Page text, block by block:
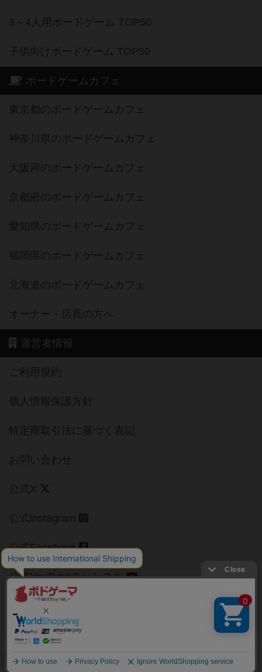
3～4人用ボードゲーム TOP50
子供向けボードゲーム TOP50
ボードゲームカフェ
東京都のボードゲームカフェ
神奈川県のボードゲームカフェ
大阪府のボードゲームカフェ
京都府のボードゲームカフェ
愛知県のボードゲームカフェ
福岡県のボードゲームカフェ
北海道のボードゲームカフェ
オーナー・店長の方へ
運営者情報
ご利用規約
個人情報保護方針
特定商取引法に基づく表記
お問い合わせ
公式X
公式instagram
公式Facebook
公式YouTubeチャンネル